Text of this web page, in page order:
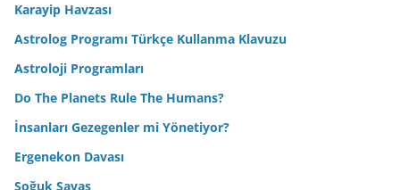
Karayip Havzası
Astrolog Programı Türkçe Kullanma Klavuzu
Astroloji Programları
Do The Planets Rule The Humans?
İnsanları Gezegenler mi Yönetiyor?
Ergenekon Davası
Soğuk Savaş